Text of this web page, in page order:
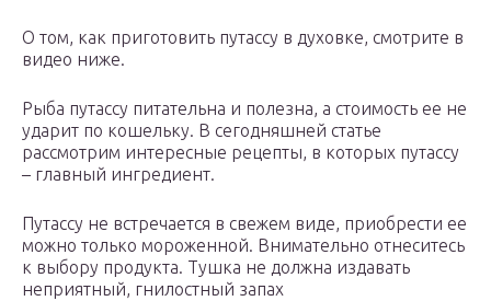
О том, как приготовить путассу в духовке, смотрите в
видео ниже.
Рыба путассу питательна и полезна, а стоимость ее не
ударит по кошельку. В сегодняшней статье
рассмотрим интересные рецепты, в которых путассу
– главный ингредиент.
Путассу не встречается в свежем виде, приобрести ее
можно только мороженной. Внимательно отнеситесь
к выбору продукта. Тушка не должна издавать
неприятный, гнилостный запах